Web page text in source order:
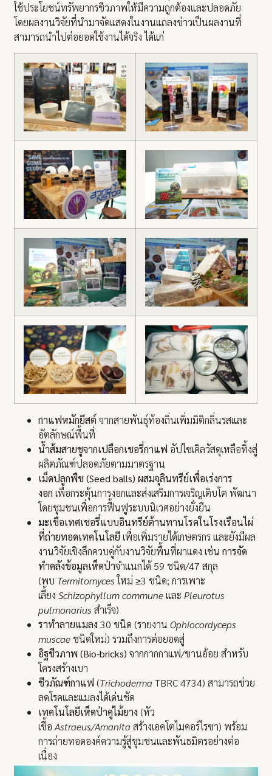
ใช้ประโยชน์ทรัพยากรชีวภาพให้มีความถูกต้องและปลอดภัย
โดยผลงานวิจัยที่นำมาจัดแสดงในงานแถลงข่าวเป็นผลงานที่
สามารถนำไปต่อยอดใช้งานได้จริง ได้แก่
กาแฟหมักยีสต์ จากสายพันธุ์ท้องถิ่นเพิ่มมิติกลิ่นรสและ
อัตลักษณ์พื้นที่
น้ำส้มสายชูจากเปลือกเชอรี่กาแฟ อัปไซเคิลวัสดุเหลือทิ้งสู่
ผลิตภัณฑ์ปลอดภัยตามมาตรฐาน
เม็ดปลูกพืช (Seed balls)ผสมจุลินทรีย์เพื่อเร่งการ
งอก เพื่อกระตุ้นการงอกและส่งเสริมการเจริญเติบโต พัฒนา
โดยชุมชนเพื่อการฟื้นฟูระบบนิเวศอย่างยั่งยืน
มะเขือเทศเชอรี่แบบอินทรีย์ต้านทานโรคในโรงเรือนไผ่
ที่ถ่ายทอดเทคโนโลยีเพื่อเพิ่มรายได้เกษตรกร และยังมีผล
งานวิจัยเชิงลึกควบคู่กับงานวิจัยพื้นที่ผาแดง เช่นการจัด
ทำคลังข้อมูลเห็ดป่าจำแนกได้ 59 ชนิด/47 สกุล
(พบ Termitomycesใหม่ ≥3 ชนิด; การเพาะ
เลี้ยงSchizophyllum communeและ Pleurotus
pulmonarius สำเร็จ)
ราทำลายแมลง30 ชนิด (รายงานOphiocordyceps
muscae ชนิดใหม่) รวมถึงการต่อยอดสู่
อิฐชีวภาพ (Bio-bricks) จากกากกาแฟ/ชานอ้อย สำหรับ
โครงสร้างเบา
ชีวภัณฑ์กาแฟ (TrichodermaTBRC 4734) สามารถช่วย
ลดโรคและแมลงได้เด่นชัด
เทคโนโลยีเห็ดป่าคู่ไม้ยาง (หัว
เชื้อAstraeus/Amanitaสร้างเอคโตไมคอร์ไรซา) พร้อม
การถ่ายทอดองค์ความรู้สู่ชุมชนและพันธมิตรอย่างต่อ
เนื่อง